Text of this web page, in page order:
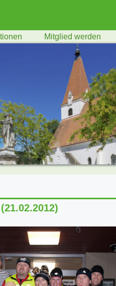
Mitglied werden